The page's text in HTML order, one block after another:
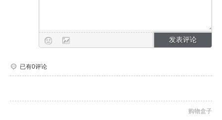
已有0评论
购物盒子